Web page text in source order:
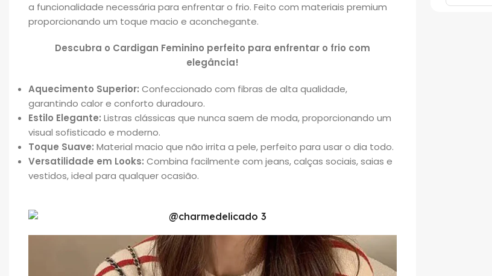
a funcionalidade necessária para enfrentar o frio. Feito com materiais premium
proporcionando um toque macio e aconchegante.
Descubra o Cardigan Feminino perfeito para enfrentar o frio com
elegância!
Aquecimento Superior: Confeccionado com fibras de alta qualidade,
garantindo calor e conforto duradouro.
Estilo Elegante: Listras clássicas que nunca saem de moda, proporcionando um
visual sofisticado e moderno.
Toque Suave: Material macio que não irrita a pele, perfeito para usar o dia todo.
Versatilidade em Looks: Combina facilmente com jeans, calças sociais, saias e
vestidos, ideal para qualquer ocasião.